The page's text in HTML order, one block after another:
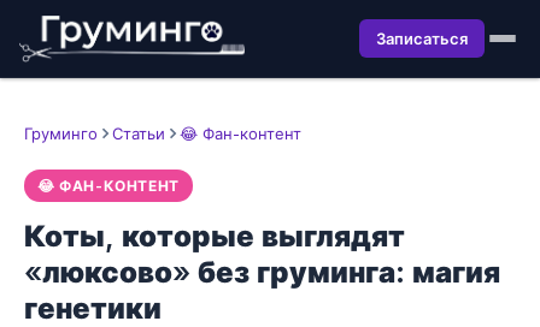
Записаться
Груминго Статьи 😂 Фан-контент
😂 ФАН-КОНТЕНТ
Коты, которые выглядят
«люксово» без груминга: магия
генетики